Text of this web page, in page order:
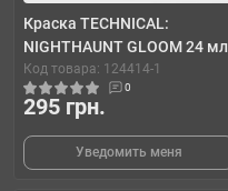
Краска TECHNICAL:
NIGHTHAUNT GLOOM 24 мл
Код товара: 124414-1
0
295 грн.
Уведомить меня